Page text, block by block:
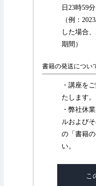
日23時59
（例：
した場合
期間）
書籍の発送につい
・講座を
たします。
・弊社休
ルおよび
の「書籍
い。
こ